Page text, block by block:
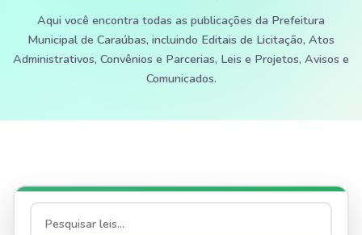
Aqui você encontra todas as publicações da Prefeitura
Municipal de Caraúbas, incluindo Editais de Licitação, Atos
Administrativos, Convênios e Parcerias, Leis e Projetos, Avisos e
Comunicados.